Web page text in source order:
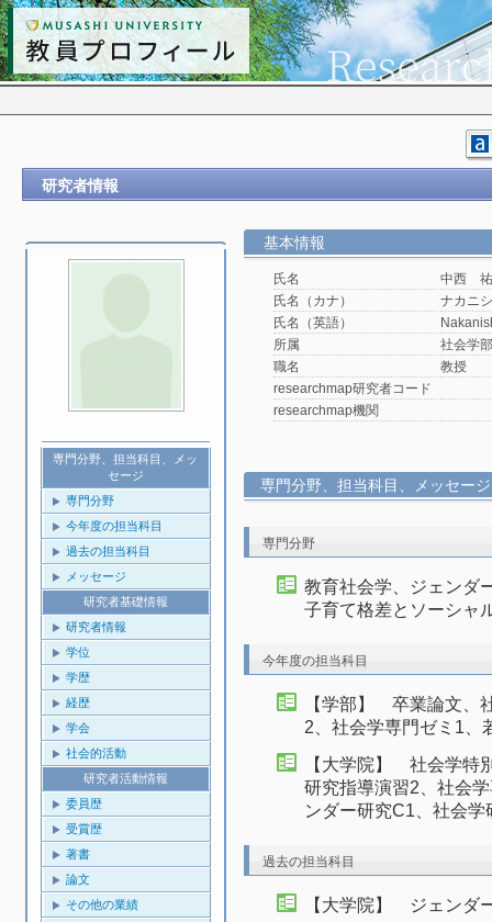
研究者情報
専門分野、担当科目、メッ
セージ
専門分野
今年度の担当科目
過去の担当科目
メッセージ
研究者基礎情報
研究者情報
学位
学歴
経歴
学会
社会的活動
研究者活動情報
委員歴
受賞歴
著書
論文
その他の業績
基本情報
氏名
中西
氏名（カナ）
ナカニ
氏名（英語）
所属
社会学
職名
教授
researchmap研究者コード
researchmap機関
専門分野、担当科目、メッセージ
専門分野
教育社会学、ジェンダ
子育て格差とソーシャ
今年度の担当科目
【学部】 卒業論文、
2、社会学専門ゼミ1、
【大学院】 社会学特
研究指導演習2、社会
ンダー研究C1、社会
過去の担当科目
【大学院】 ジェンダ